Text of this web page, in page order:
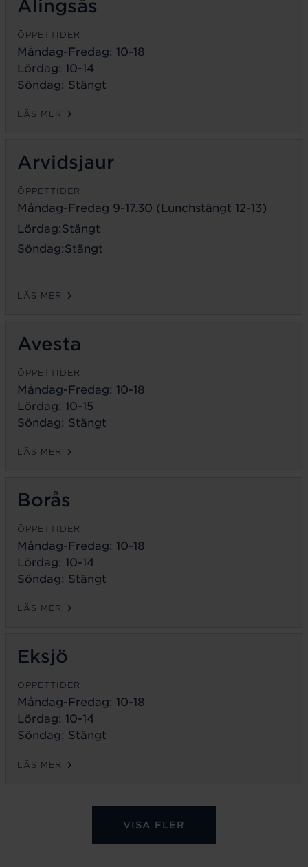
Alingsås
ÖPPETTIDER
Måndag-Fredag: 10-18
Lördag: 10-14
Söndag: Stängt
LÄS MER
Arvidsjaur
ÖPPETTIDER
Måndag-Fredag 9-17.30 (Lunchstängt 12-13)
Lördag:Stängt
Söndag:Stängt
LÄS MER
Avesta
ÖPPETTIDER
Måndag-Fredag: 10-18
Lördag: 10-15
Söndag: Stängt
LÄS MER
Borås
ÖPPETTIDER
Måndag-Fredag: 10-18
Lördag: 10-14
Söndag: Stängt
LÄS MER
Eksjö
ÖPPETTIDER
Måndag-Fredag: 10-18
Lördag: 10-14
Söndag: Stängt
LÄS MER
VISA FLER